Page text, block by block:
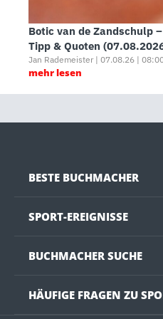
Botic van de Zandschulp
Tipp & Quoten
Jan Rademeister | 07.08.26 |
mehr lesen
BESTE BUCHMACHER
SPORT-EREIGNISSE
BUCHMACHER SUCHE
HÄUFIGE FRAGEN ZU